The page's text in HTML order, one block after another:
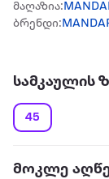
მაღაზია:
ბრენდი:
სამკაულის
45
მოკლე